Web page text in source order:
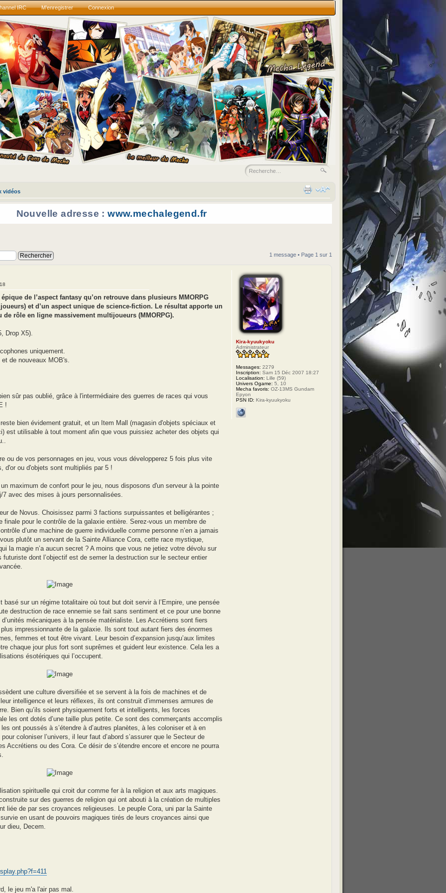
IRC M’enregistrer Connexion
vidéos
Nouvelle adresse :www.mechalegend.fr
1 message • Page 1 sur 1
de l’aspect fantasy qu’on retrouve dans plusieurs MMORPG
et d’un aspect unique de science-fiction. Le résultat apporte un
de rôle en ligne massivement multijoueurs (MMORPG).
Drop X5).
uniquement.
de nouveaux MOB's.
sûr pas oublié, grâce à l'intermédiaire des guerres de races qui vous
!
bien évidement gratuit, et un Item Mall (magasin d'objets spéciaux et
est utilisable à tout moment afin que vous puissiez acheter des objets qui
ou de vos personnages en jeu, vous vous développerez 5 fois plus vite
d'or ou d'objets sont multipliés par 5 !
maximum de confort pour le jeu, nous disposons d'un serveur à la pointe
avec des mises à jours personnalisées.
de Novus. Choisissez parmi 3 factions surpuissantes et belligérantes ;
finale pour le contrôle de la galaxie entière. Serez-vous un membre de
d’une machine de guerre individuelle comme personne n’en a jamais
plutôt un servant de la Sainte Alliance Cora, cette race mystique,
la magie n’a aucun secret ? A moins que vous ne jetiez votre dévolu sur
futuriste dont l’objectif est de semer la destruction sur le secteur entier
basé sur un régime totalitaire où tout but doit servir à l’Empire, une pensée
destruction de race ennemie se fait sans sentiment et ce pour une bonne
mécaniques à la pensée matérialiste. Les Accrétiens sont fiers
impressionnante de la galaxie. Ils sont tout autant fiers des énormes
femmes et tout être vivant. Leur besoin d’expansion jusqu’aux limites
chaque jour plus fort sont suprêmes et guident leur existence. Cela les a
ésotériques qui l’occupent.
une culture diversifiée et se servent à la fois de machines et de
intelligence et leurs réflexes, ils ont construit d’immenses armures de
Bien qu’ils soient physiquement forts et intelligents, les forces
les ont dotés d’une taille plus petite. Ce sont des commerçants accomplis
ont poussés à s’étendre à d’autres planètes, à les coloniser et à en
coloniser l’univers, il leur faut d’abord s’assurer que le Secteur de
Accrétiens ou des Cora. Ce désir de s’étendre encore et encore ne pourra
spirituelle qui croit dur comme fer à la religion et aux arts magiques.
sur des guerres de religion qui ont abouti à la création de multiples
liée de par ses croyances religieuses. Le peuple Cora, uni par la Sainte
en usant de pouvoirs magiques tirés de leurs croyances ainsi que
dieu, Decem.
le jeu m'a l'air pas mal.
Kira-kyuukyoku
Administrateur
Messages: 2279
Inscription: Sam 15 Déc 2007 18:27
Localisation: Lille (59)
Univers Ogame: 5, 10
Mecha favoris: OZ-13MS Gundam
Epyon
PSN ID: Kira-kyuukyoku